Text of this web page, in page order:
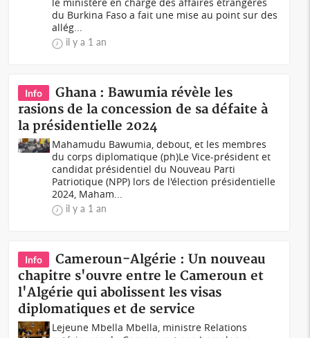
du Burkina Faso a fait une mise au point sur des
allég...
il y a 1 an
Info
Ghana : Bawumia révèle les
rasions de la concession de sa défaite à
la présidentielle 2024
Mahamudu Bawumia, debout, et les membres
du corps diplomatique (ph)Le Vice-président et
candidat présidentiel du Nouveau Parti
Patriotique (NPP) lors de l'élection présidentielle
2024, Maham...
il y a 1 an
Info
Cameroun-Algérie : Un nouveau
chapitre s'ouvre entre le Cameroun et
l'Algérie qui abolissent les visas
diplomatiques et de service
Lejeune Mbella Mbella, ministre Relations